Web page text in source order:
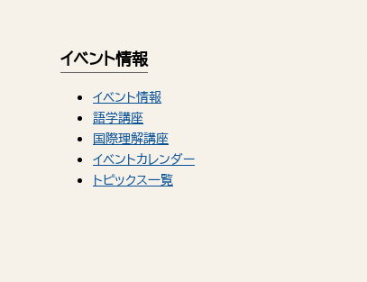
イベント情報
イベント情報
語学講座
国際理解講座
イベントカレンダー
トピックス一覧